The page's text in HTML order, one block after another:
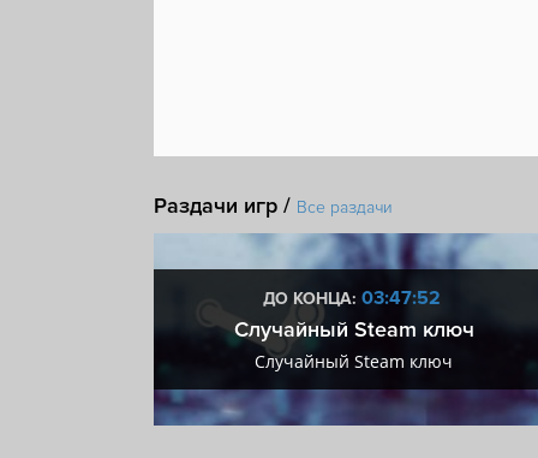
Раздачи игр / Все раздачи
ДО КОНЦА: 03:47:52
Случайный Steam ключ
Случайный Steam ключ